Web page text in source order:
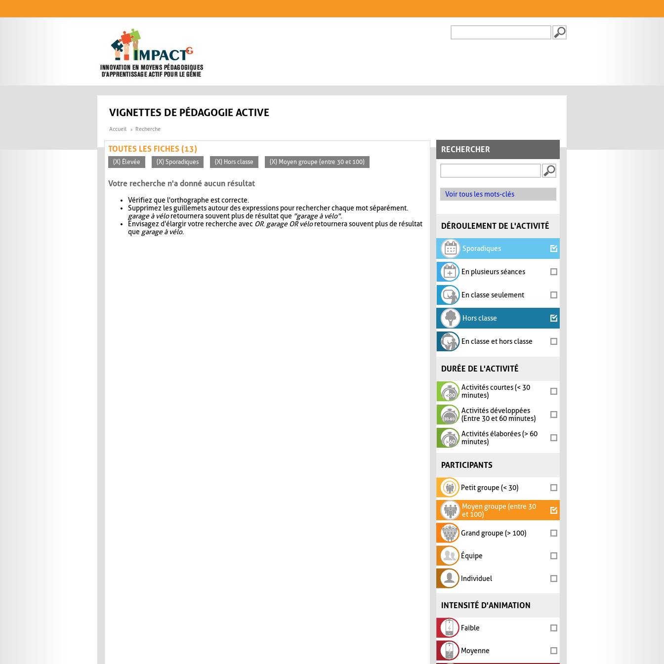
FORMULAIRE DE
VIGNETTES DE PÉDAGOGIE ACTIVE
Accueil Recherche
RECHERCHER
Voir tous les mots-clés
DÉROULEMENT DE L'ACTIVITÉ
Sporadiques
En plusieurs séances
En classe seulement
Hors classe
En classe et hors classe
DURÉE DE L'ACTIVITÉ
Activités courtes (< 30
minutes)
Activités développées
(Entre 30 et 60 minutes)
Activités élaborées (> 60
minutes)
PARTICIPANTS
Petit groupe (< 30)
Moyen groupe (entre 30
et 100)
Grand groupe (> 100)
Équipe
Individuel
INTENSITÉ D'ANIMATION
Faible
Moyenne
TOUTES LES FICHES (13)
(X) Élevée (X) Sporadiques (X) Hors classe (X) Moyen groupe (entre 30 et 100)
Votre recherche n'a donné aucun résultat
Vérifiez que l'orthographe est correcte.
Supprimez les guillemets autour des expressions pour rechercher chaque mot séparément.
garage à véloretournera souvent plus de résultat que "garage à vélo".
Envisagez d'élargir votre recherche avec OR. garage OR véloretournera souvent plus de résultat
que garage à vélo.